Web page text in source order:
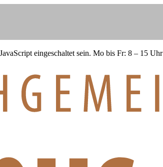
eingeschaltet sein. Mo bis Fr: 8 – 15 Uhr